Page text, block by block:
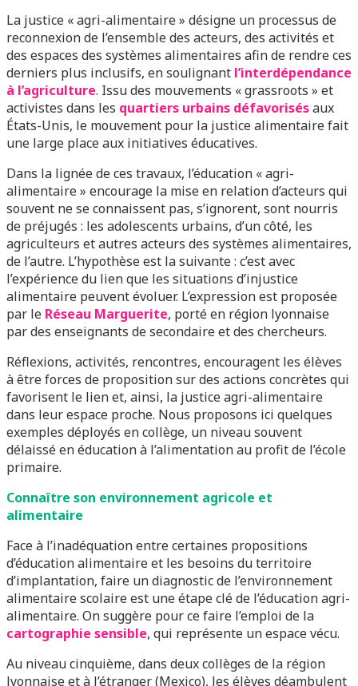
La justice « agri-alimentaire » désigne un processus de
reconnexion de l’ensemble des acteurs, des activités et
des espaces des systèmes alimentaires afin de rendre ces
derniers plus inclusifs, en soulignant l’interdépendance
à l’agriculture. Issu des mouvements « grassroots » et
activistes dans les quartiers urbains défavorisésaux
États-Unis, le mouvement pour la justice alimentaire fait
une large place aux initiatives éducatives.
Dans la lignée de ces travaux, l’éducation « agri-
alimentaire » encourage la mise en relation d’acteurs qui
souvent ne se connaissent pas, s’ignorent, sont nourris
de préjugés : les adolescents urbains, d’un côté, les
agriculteurs et autres acteurs des systèmes alimentaires,
de l’autre. L’hypothèse est la suivante : c’est avec
l’expérience du lien que les situations d’injustice
alimentaire peuvent évoluer. L’expression est proposée
par le Réseau Marguerite, porté en région lyonnaise
par des enseignants de secondaire et des chercheurs.
Réflexions, activités, rencontres, encouragent les élèves
à être forces de proposition sur des actions concrètes qui
favorisent le lien et, ainsi, la justice agri-alimentaire
dans leur espace proche. Nous proposons ici quelques
exemples déployés en collège, un niveau souvent
délaissé en éducation à l’alimentation au profit de l’école
primaire.
Connaître son environnement agricole et
alimentaire
Face à l’inadéquation entre certaines propositions
d’éducation alimentaire et les besoins du territoire
d’implantation, faire un diagnostic de l’environnement
alimentaire scolaire est une étape clé de l’éducation agri-
alimentaire. On suggère pour ce faire l’emploi de la
cartographie sensible, qui représente un espace vécu.
Au niveau cinquième, dans deux collèges de la région
lyonnaise et à l’étranger (Mexico), les élèves déambulent